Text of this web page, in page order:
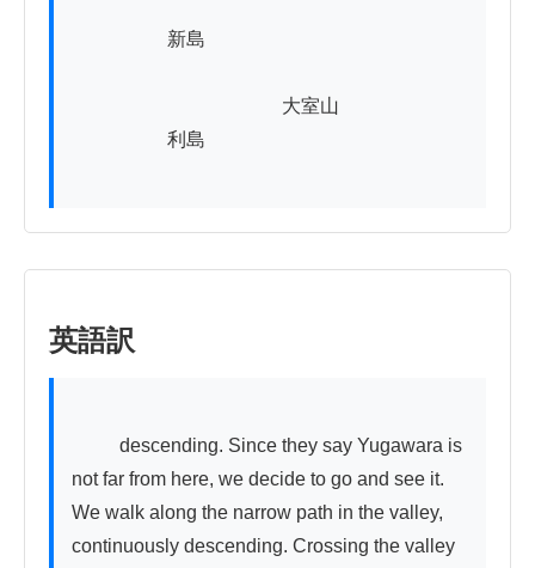
英語訳
not far from here, we decide to go and see it.
We walk along the narrow path in the valley,
continuously descending. Crossing the valley